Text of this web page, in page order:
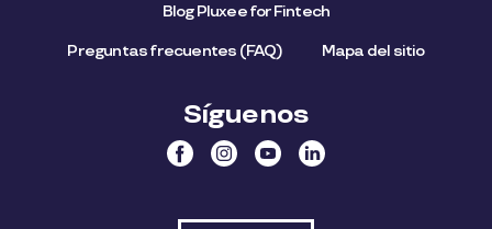
Blog Pluxee for Fintech
Preguntas frecuentes (FAQ) Mapa del sitio
Síguenos